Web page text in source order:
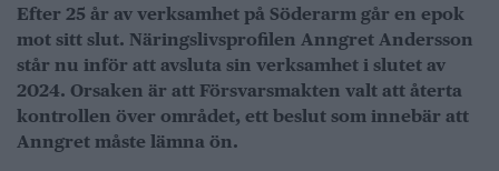
Efter 25 år av verksamhet på Söderarm går en epok
mot sitt slut. Näringslivsprofilen Anngret Andersson
står nu inför att avsluta sin verksamhet i slutet av
2024. Orsaken är att Försvarsmakten valt att återta
kontrollen över området, ett beslut som innebär att
Anngret måste lämna ön.